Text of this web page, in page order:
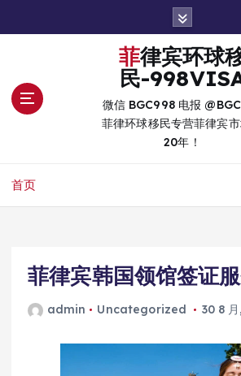
菲律宾环球移
民-
微信 BGC998 电报
菲律环球移民专营菲律宾
20年！
首页
菲律宾韩国领馆签证
admin Uncategorized 30 8